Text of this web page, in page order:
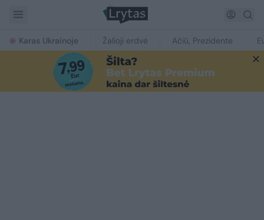
Karas Ukrainoje Žalioji erdvė Ačiū, Prezidente